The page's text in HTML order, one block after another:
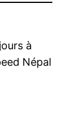
à
Népal